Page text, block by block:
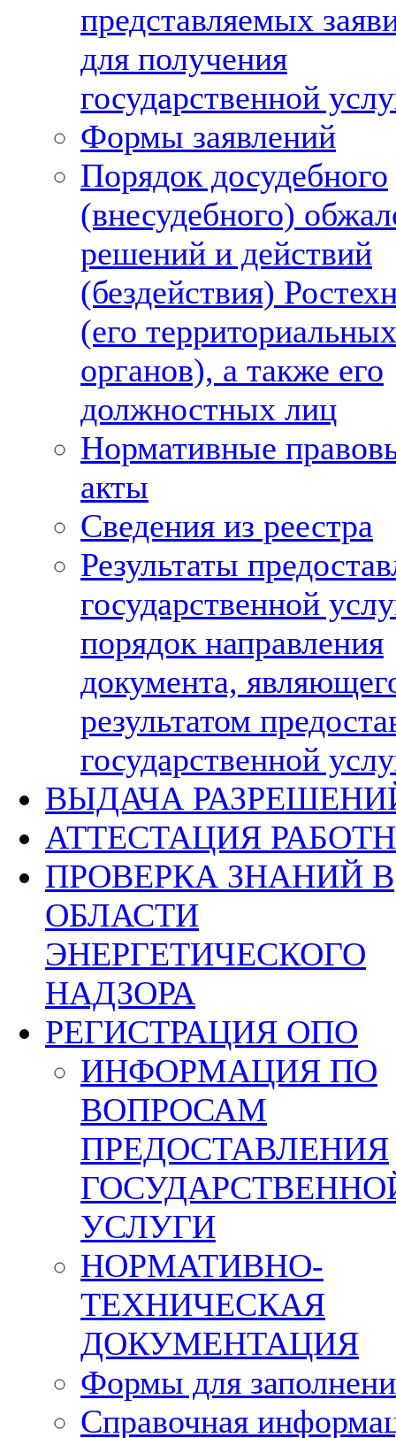
представляемых
для получения
государственной
Формы заявлений
Порядок досудебного
(внесудебного)
решений и действий
(бездействия)
(его территориальных
органов), а также его
должностных лиц
Нормативные
акты
Сведения из реестра
Результаты
государственной
порядок направления
документа,
результатом
государственной
ВЫДАЧА
АТТЕСТАЦИЯ
ПРОВЕРКА ЗНАНИЙ В
ОБЛАСТИ
ЭНЕРГЕТИЧЕСКОГО
НАДЗОРА
РЕГИСТРАЦИЯ ОПО
ИНФОРМАЦИЯ ПО
ВОПРОСАМ
ПРЕДОСТАВЛЕНИЯ
УСЛУГИ
НОРМАТИВНО-
ТЕХНИЧЕСКАЯ
ДОКУМЕНТАЦИЯ
Формы для
Справочная